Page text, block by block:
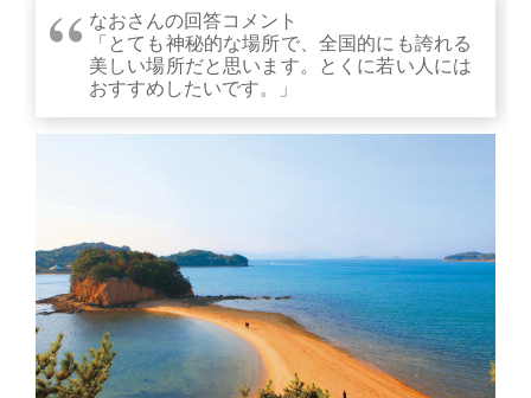
なおさんの回答コメント
「とても神秘的な場所で、全国的にも誇れる
美しい場所だと思います。とくに若い人には
おすすめしたいです。」